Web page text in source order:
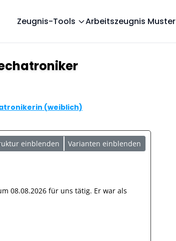
Zeugnis-Tools Arbeitszeugnis Muster
(weiblich)
einblenden Varianten einblenden
08.08.2026 für uns tätig. Er war als